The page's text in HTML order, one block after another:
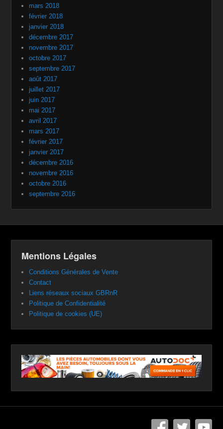
mars 2018
février 2018
janvier 2018
décembre 2017
novembre 2017
octobre 2017
septembre 2017
août 2017
juillet 2017
juin 2017
mai 2017
avril 2017
mars 2017
février 2017
janvier 2017
décembre 2016
novembre 2016
octobre 2016
septembre 2016
Mentions Légales
Conditions Générales de Vente
Contact
Liens réseaux sociaux GBRnR
Politique de Confidentialité
Politique de cookies (UE)